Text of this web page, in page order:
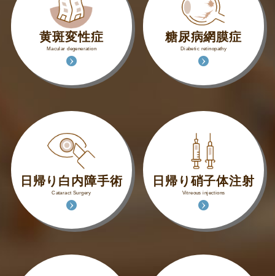
黄斑変性症
Macular degeneration
糖尿病網膜症
Diabetic retinopathy
日帰り白内障手術
Cataract Surgery
日帰り硝子体注射
Vitreous injections